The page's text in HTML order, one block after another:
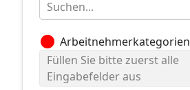
Suchen...
circle Arbeitnehmerkategorien
Füllen Sie bitte zuerst alle
Eingabefelder aus